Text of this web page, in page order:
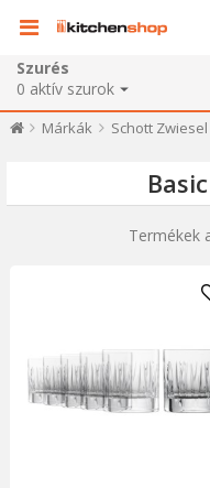
Szurés
0 aktív szurok
Márkák Schott Zwiesel
Termékek